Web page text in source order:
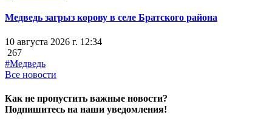
Медведь загрыз корову в селе Братского района
10 августа 2026 г. 12:34
267
#Медведь
Все новости
Как не пропустить важные новости?
Подпишитесь на наши уведомления!